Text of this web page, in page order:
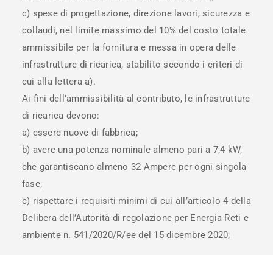
c) spese di progettazione, direzione lavori, sicurezza e
collaudi, nel limite massimo del 10% del costo totale
ammissibile per la fornitura e messa in opera delle
infrastrutture di ricarica, stabilito secondo i criteri di
cui alla lettera a).
Ai fini dell’ammissibilità al contributo, le infrastrutture
di ricarica devono:
a) essere nuove di fabbrica;
b) avere una potenza nominale almeno pari a 7,4 kW,
che garantiscano almeno 32 Ampere per ogni singola
fase;
c) rispettare i requisiti minimi di cui all’articolo 4 della
Delibera dell’Autorità di regolazione per Energia Reti e
ambiente n. 541/2020/R/ee del 15 dicembre 2020;